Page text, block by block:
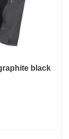
black